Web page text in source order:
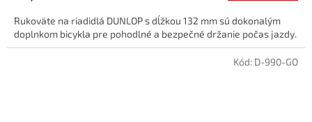
Rukoväte na riadidlá DUNLOP s dĺžkou 132 mm sú dokonalým
doplnkom bicykla pre pohodlné a bezpečné držanie počas jazdy.
Kód: D-990-GO